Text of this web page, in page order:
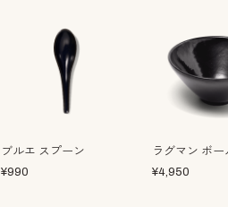
ブルエ スプーン
¥990
ラグマン ボー
¥4,950